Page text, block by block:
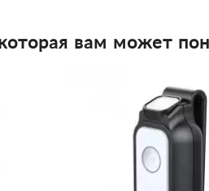
вам может